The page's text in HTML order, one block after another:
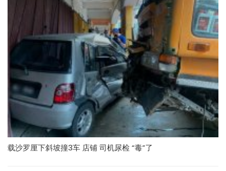
载沙罗厘下斜坡撞3车 店铺 司机尿检 “毒”了